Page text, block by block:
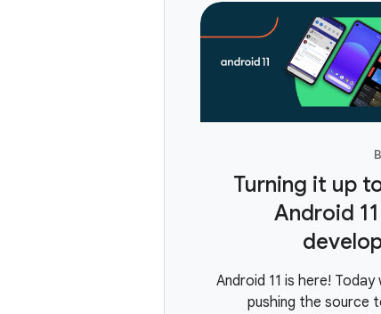
Turning it up
Android
Android 11 is here! Today
pushing the source